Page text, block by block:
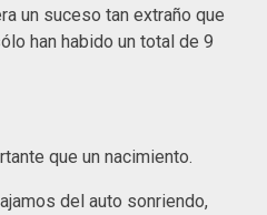
un suceso tan extraño que
han habido un total de 9
que un nacimiento.
del auto sonriendo,